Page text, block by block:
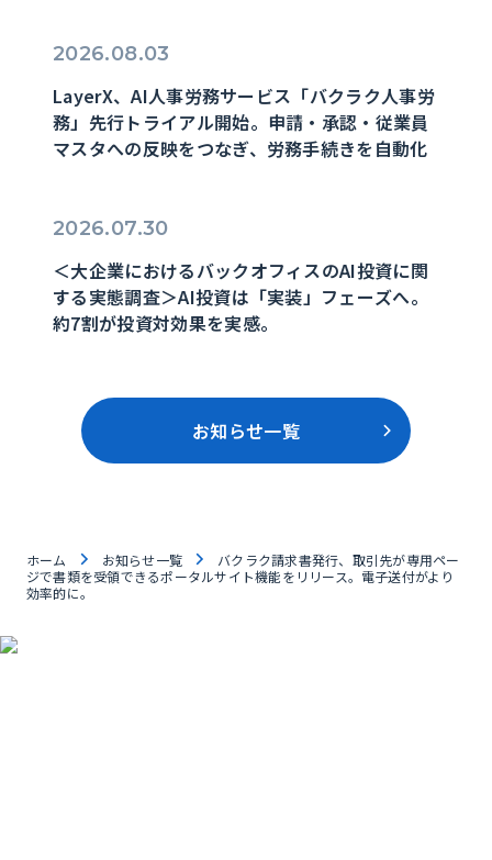
2026.08.03
LayerX、AI人事労務サービス「バクラク人事労
務」先行トライアル開始。申請・承認・従業員
マスタへの反映をつなぎ、労務手続きを自動化
2026.07.30
＜大企業におけるバックオフィスのAI投資に関
する実態調査＞AI投資は「実装」フェーズへ。
約7割が投資対効果を実感。
お知らせ一覧
ホーム お知らせ一覧
バクラク請求書発行、取引先が専用ペー
ジで書類を受領できるポータルサイト機能をリリース。電子送付がより
効率的に。